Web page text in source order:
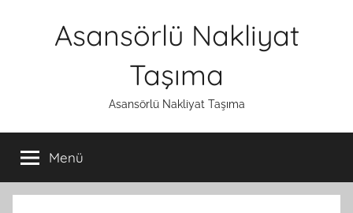
Asansörlü Nakliyat
Taşıma
Asansörlü Nakliyat Taşıma
Menü